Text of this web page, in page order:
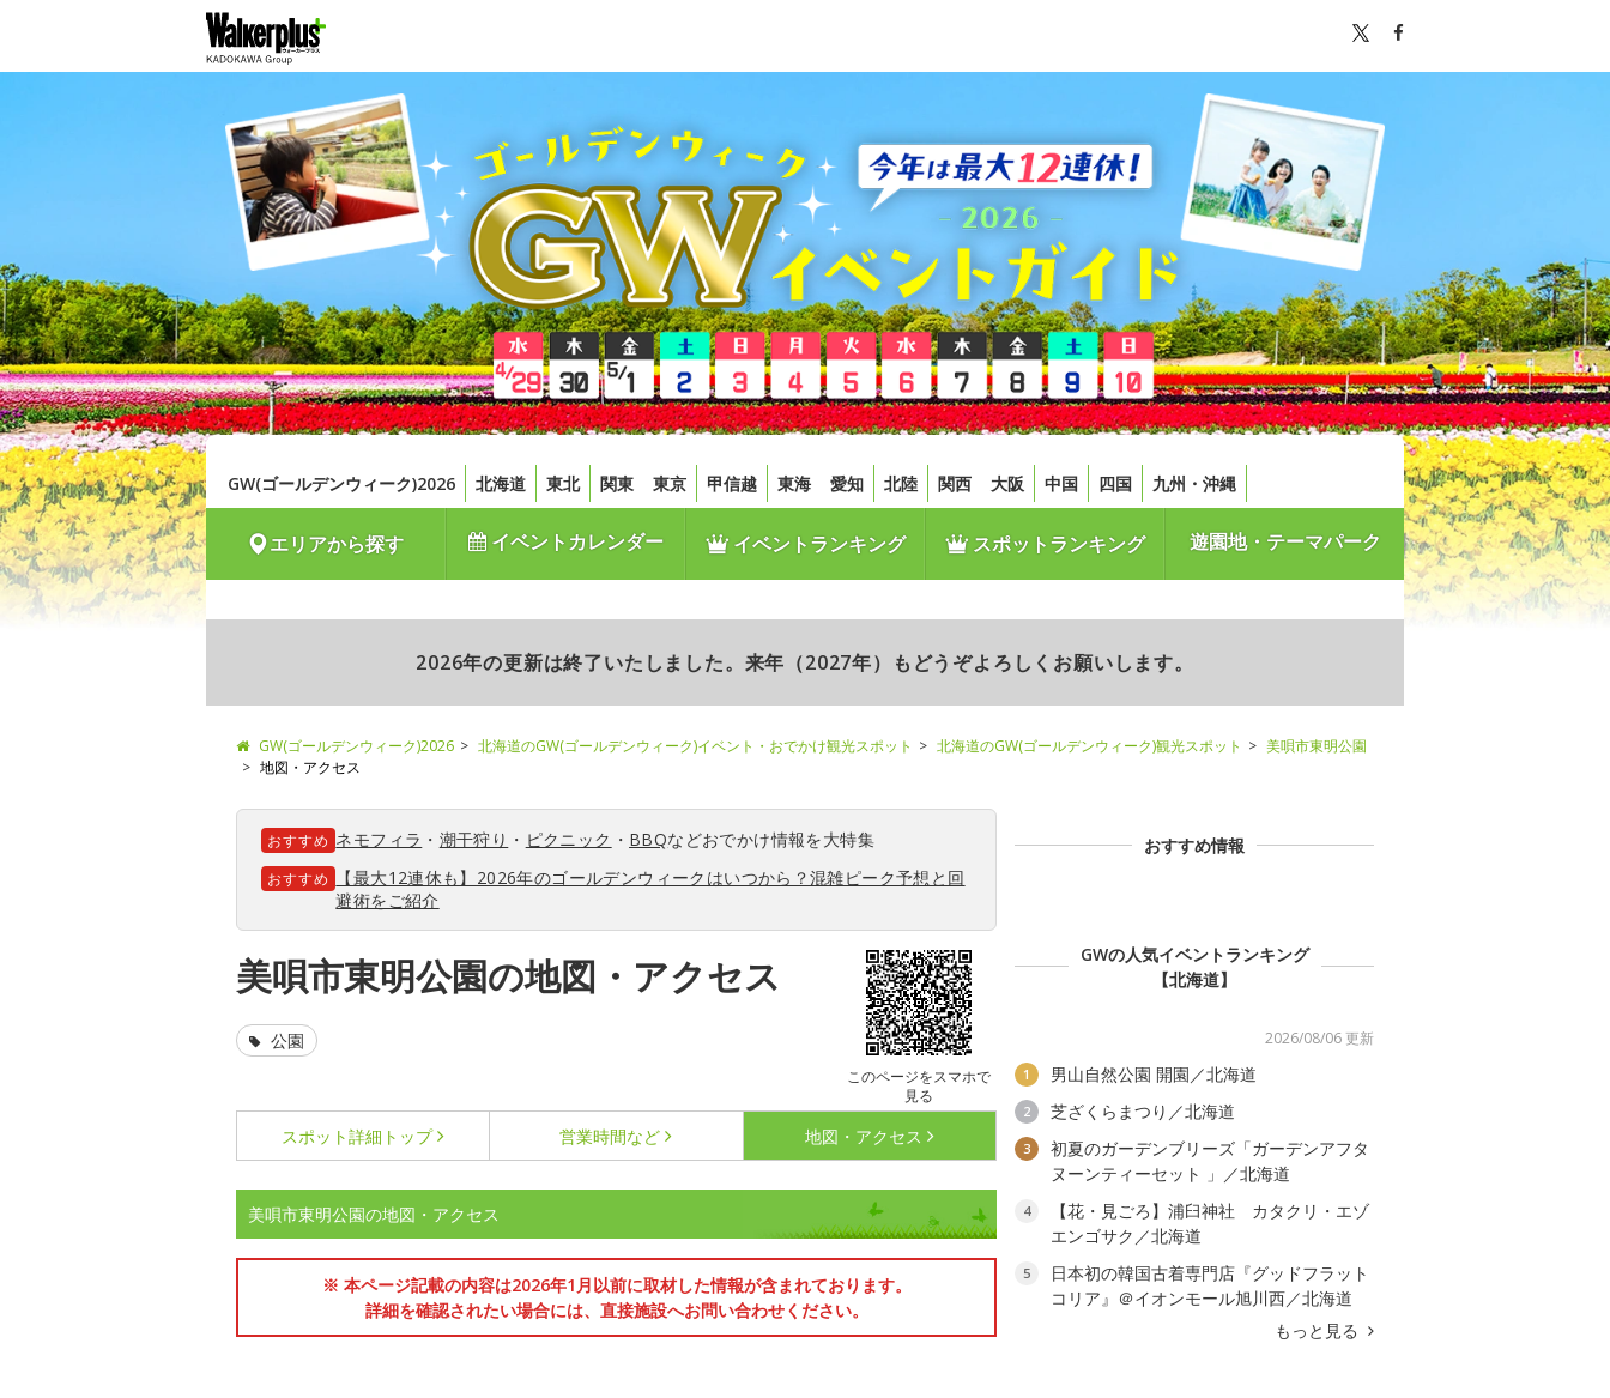
GW(ゴールデンウィーク)2026 北海道 東北 関東 東京 甲信越 東海 愛知 北陸 関西 大阪 中国 四国 九州・沖縄
エリアから探す イベントカレンダー イベントランキング スポットランキング 遊園地・テーマパーク
2026年の更新は終了いたしました。来年（2027年）もどうぞよろしくお願いします。
GW(ゴールデンウィーク)2026 北海道のGW(ゴールデンウィーク)イベント・おでかけ観光スポット 北海道のGW(ゴールデンウィーク)観光スポット
美唄市東明公園
地図・アクセス
おすすめ ネモフィラ ・ 潮干狩り ・ ピクニック ・ BBQなどおでかけ情報を大特集
おすすめ
【最大12連休も】2026年のゴールデンウィークはいつから？混雑ピーク予想と回
避術をご紹介
美唄市東明公園の地図・アクセス
このページをスマホで
見る
公園
スポット詳細 トップ 営業時間など 地図・アクセス
美唄市東明公園の地図・アクセス
※ 本ページ記載の内容は2026年1月以前に取材した情報が含まれております。
詳細を確認されたい場合には、直接施設へお問い合わせください。
おすすめ情報
GWの人気イベントランキング
【北海道】
2026/08/06 更新
1 男山自然公園 開園／北海道
2 芝ざくらまつり／北海道
3
初夏のガーデンブリーズ「ガーデンアフタ
ヌーンティーセット 」／北海道
4
【花・見ごろ】浦臼神社 カタクリ・エゾ
エンゴサク／北海道
5
日本初の韓国古着専門店『グッドフラット
コリア』＠イオンモール旭川西／北海道
もっと見る